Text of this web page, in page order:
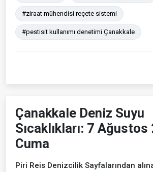
#ziraat mühendisi reçete sistemi
#pestisit kullanımı denetimi Çanakkale
Çanakkale Deniz Suyu
Sıcaklıkları: 7
Cuma
Piri Reis Denizcilik Sayfalarından